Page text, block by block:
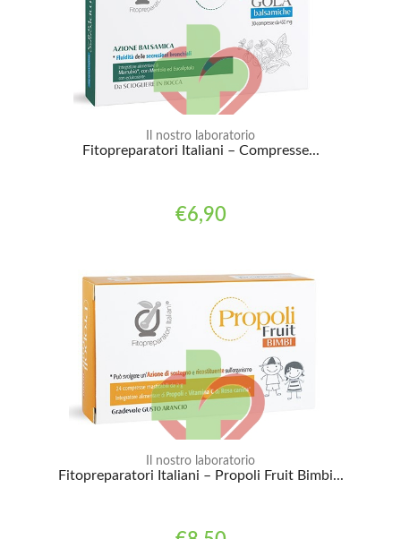
Il nostro laboratorio
Fitopreparatori Italiani – Compresse...
€6,90
Il nostro laboratorio
Fitopreparatori Italiani – Propoli Fruit Bimbi...